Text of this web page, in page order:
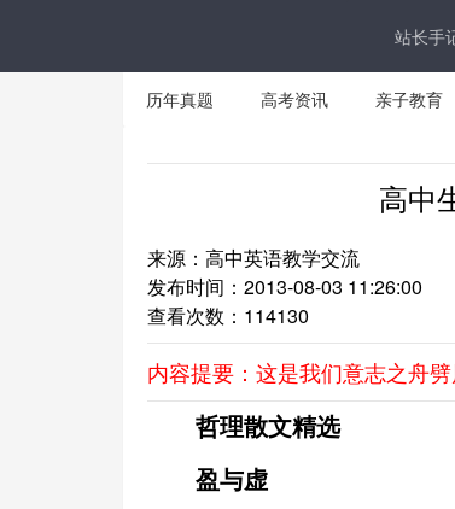
站长手
历年真题 高考资讯 亲子教育
高中
来源：高中英语教学交流
发布时间：2013-08-03 11:26:00
查看次数： 114130
内容提要：这是我们意志之舟劈
哲理散文精选
盈与虚